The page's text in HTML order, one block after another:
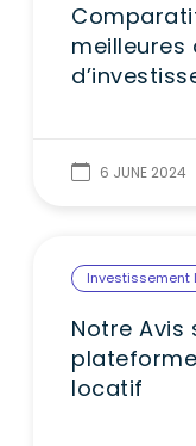
meilleures
6 JUNE 2024
Investissement
Notre Avis
locatif